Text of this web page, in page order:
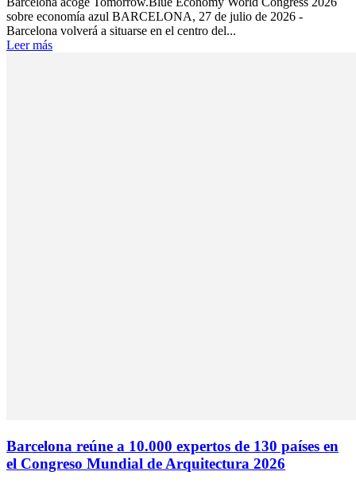
sobre economía azul BARCELONA, 27 de julio de 2026 -
Barcelona volverá a situarse en el centro del...
Leer más
Barcelona reúne a 10.000 expertos de 130 países en
el Congreso Mundial de Arquitectura 2026